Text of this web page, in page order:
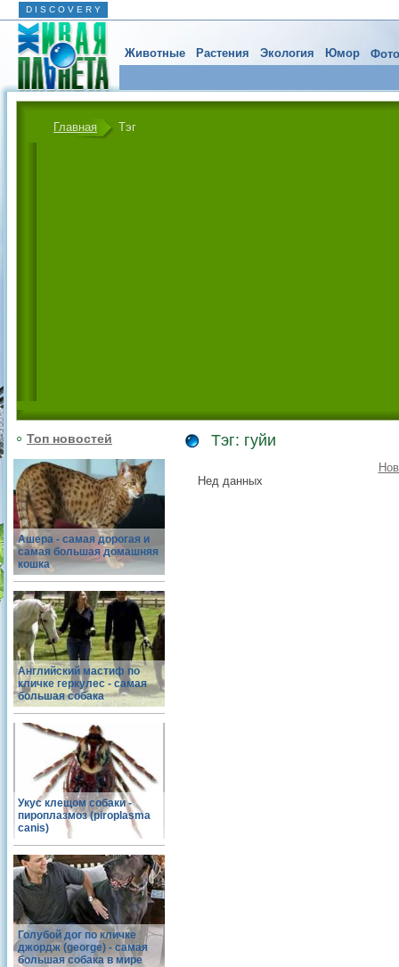
D I S C O V E R Y
Животные Растения Экология Юмор
Главная Тэг
Топ новостей
Ашера - самая дорогая и
самая большая домашняя
кошка
Английский мастиф по
кличке геркулес - самая
большая собака
Укус клещом собаки -
пироплазмоз (piroplasma
canis)
Голубой дог по кличке
джордж (george) - самая
большая собака в мире
Тэг: гуйи
Нед данных